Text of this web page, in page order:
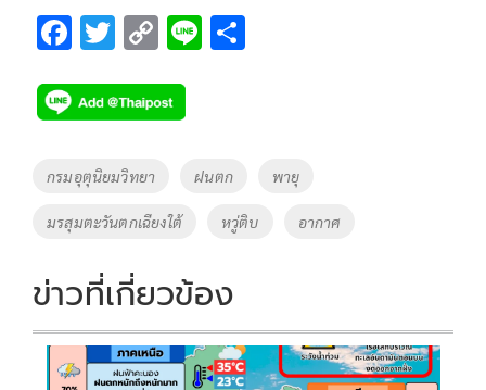
F
e
b
o
k
T
tt
er
C
p
y
n
k
Li
Tags
กรมอุตุนิยมวิทยา ฝนตก พายุ
มรสุมตะวันตกเฉียงใต้ หวู่ติบ อากาศ
ข่าวที่เกี่ยวข้อง